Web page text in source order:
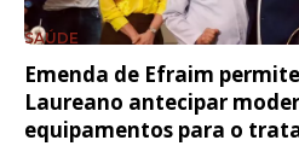
SAÚDE
Emenda de Efraim
Laureano antecipar
equipamentos para o